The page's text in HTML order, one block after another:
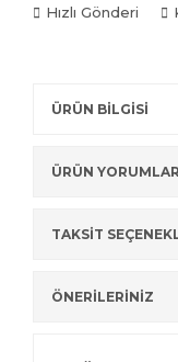
Hızlı Gönderi
ÜRÜN BİLGİSİ
ÜRÜN
TAKSİT
ÖNERİLERİNİZ